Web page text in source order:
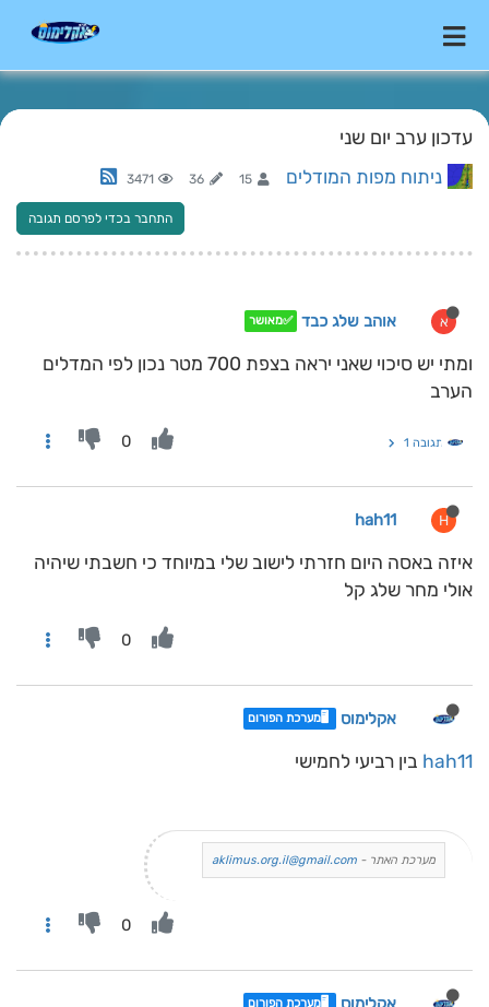
עדכון ערב יום שני
ניתוח מפות המודלים 15
36
3471
התחבר בכדי לפרסם תגובה
א אוהב שלג כבד ✅מאושר
ומתי יש סיכוי שאני יראה בצפת 700 מטר נכון לפי המדלים
הערב
תגובה 1 0
H
hah11
איזה באסה היום חזרתי לישוב שלי במיוחד כי חשבתי שיהיה
אולי מחר שלג קל
0
אקלימוס 🖥️מערכת הפורום
hah11 בין רביעי לחמישי
מערכת האתר - aklimus.org.il@gmail.com
0
🖥️מערכת הפורום